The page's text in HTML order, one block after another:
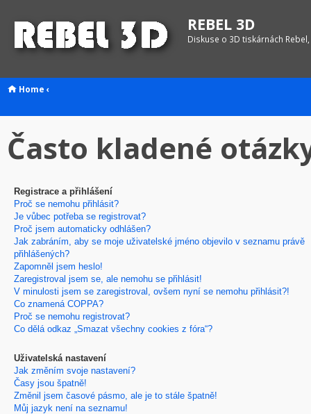
REBEL 3D
Diskuse o 3D tiskárnách
Home ‹
Často kladené
Registrace a přihlášení
Proč se nemohu přihlásit?
Je vůbec potřeba se registrovat?
Proč jsem automaticky odhlášen?
Jak zabráním, aby se moje uživatelské jméno objevilo v seznamu právě
přihlášených?
Zapomněl jsem heslo!
Zaregistroval jsem se, ale nemohu se přihlásit!
V minulosti jsem se zaregistroval, ovšem nyní se nemohu přihlásit?!
Co znamená COPPA?
Proč se nemohu registrovat?
Co dělá odkaz „Smazat všechny cookies z fóra“?
Uživatelská nastavení
Jak změním svoje nastavení?
Časy jsou špatně!
Změnil jsem časové pásmo, ale je to stále špatně!
Můj jazyk není na seznamu!